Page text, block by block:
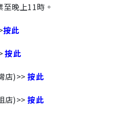
晚上11時。
按此
按此
店)>>按此
店)>>按此